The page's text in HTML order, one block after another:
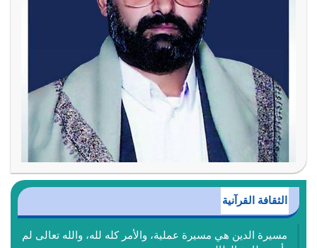
الثقافة القرآنية
مسيرة الدين هي مسيرة عملية، والأمر كله لله، والله تعالى لم